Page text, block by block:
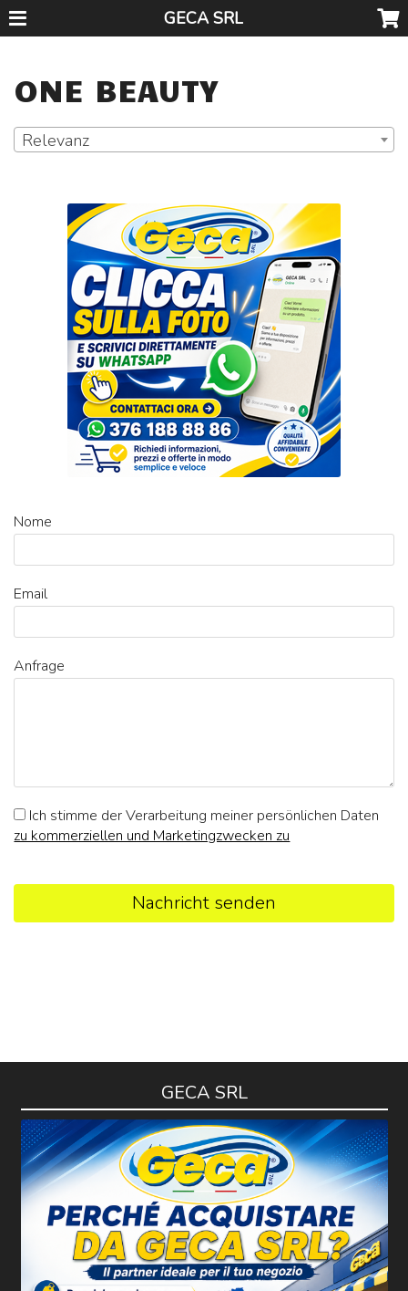
GECA SRL
ONE BEAUTY
Relevanz
Nome
Email
Anfrage
Ich stimme der Verarbeitung meiner persönlichen Daten
zu kommerziellen und Marketingzwecken zu
Nachricht senden
GECA SRL